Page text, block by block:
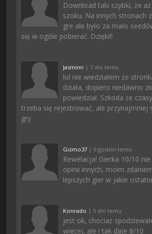
Download taki szybki, że
szoku. Na innych stronach
gre ale było za mało
się w ogóle pobierać. Dzięki!!
Jasminn | 7 dni temu
lol nie wiedziałem że
działa, dopiero niedawno
powiedział. Szkoda że
trzeba się rejestrować, ale przynajmniej
gry
Gizmo37 | 6 godzin temu
Rewelacja! Gierka 10/10 nie
opinii innych, moim
lepszych gier w jakie
Konrado | 5 dni temu
jest ok, chociaż
więcej, ale i tak daje 8/10